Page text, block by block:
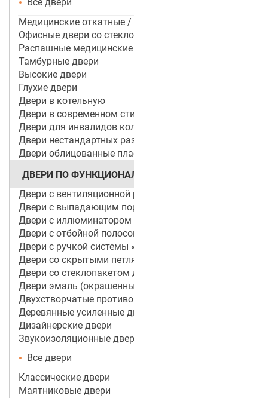
Медицинские откатные / раздвижные двери
Офисные двери со стеклом
Распашные медицинские двери
Тамбурные двери
Высокие двери
Глухие двери
Двери в котельную
Двери в современном стиле
Двери для инвалидов колясочников
Двери нестандартных размеров
Двери облицованные пластиком
ДВЕРИ ПО ФУНКЦИОНАЛУ
Двери с вентиляционной решеткой
Двери с выпадающим порогом / беспороговые
Двери с иллюминатором
Двери с отбойной полосой (пластиной)
Двери с ручкой системы «Антипаника»
Двери со скрытыми петлями
Двери со стеклопакетом для объектов
Двери эмаль (окрашенные по RAL)
Двухстворчатые противопожарные двери
Деревянные усиленные двери
Дизайнерские двери
Звукоизоляционные двери
Все двери
Классические двери
Маятниковые двери